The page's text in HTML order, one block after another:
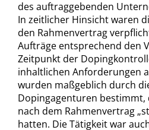
des auftraggebenden
In zeitlicher Hinsicht waren
den Rahmenvertrag
Aufträge entsprechend den
Zeitpunkt der
inhaltlichen Anforderungen
wurden maßgeblich durch
Dopingagenturen
nach dem Rahmenvertrag
hatten. Die Tätigkeit war